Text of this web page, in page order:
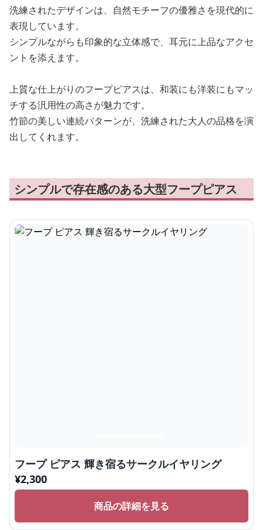
洗練されたデザインは、自然モチーフの優雅さを現代的に
表現しています。
シンプルながらも印象的な立体感で、耳元に上品なアクセ
ントを添えます。
上質な仕上がりのフープピアスは、和装にも洋装にもマッ
チする汎用性の高さが魅力です。
竹節の美しい連続パターンが、洗練された大人の品格を演
出してくれます。
シンプルで存在感のある大型フープピアス
フープ ピアス 輝き宿るサークルイヤリング
¥2,300
商品の詳細を見る